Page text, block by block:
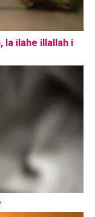
la ilahe illallah i